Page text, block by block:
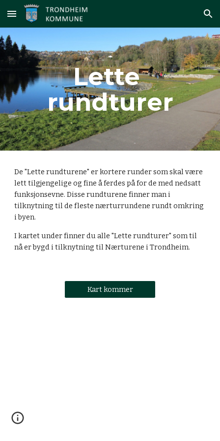
Skip to main content Skip to navigation
Lette
rundturer
De "Lette rundturene" er kortere runder som skal være
lett tilgjengelige og fine å ferdes på for de med nedsatt
funksjonsevne. Disse rundturene finner man i
tilknytning til de fleste nærturrundene rundt omkring
i byen.
I kartet under finner du alle "Lette rundturer" som til
nå er bygd i tilknytning til Nærturene i Trondheim.
Kart kommer